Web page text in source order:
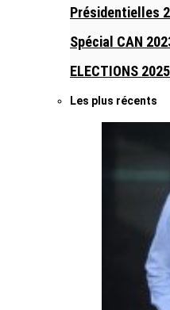
Présidentielles
Spécial CAN
ELECTIONS 2025
Les plus récents